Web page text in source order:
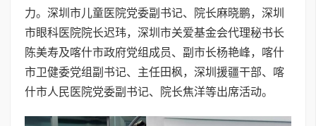
力。深圳市儿童医院党委副书记、院长麻晓鹏，深圳
市眼科医院院长迟玮，深圳市关爱基金会代理秘书长
陈美寿及喀什市政府党组成员、副市长杨艳峰，喀什
市卫健委党组副书记、主任田枫，深圳援疆干部、喀
什市人民医院党委副书记、院长焦洋等出席活动。